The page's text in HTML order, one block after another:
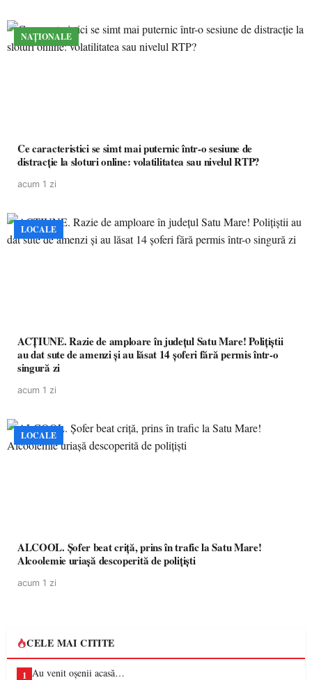
NAȚIONALE
Ce caracteristici se simt mai puternic într-o sesiune de
distracție la sloturi online: volatilitatea sau nivelul RTP?
acum 1 zi
LOCALE
ACȚIUNE. Razie de amploare în județul Satu Mare! Polițiștii
au dat sute de amenzi și au lăsat 14 șoferi fără permis într-o
singură zi
acum 1 zi
LOCALE
ALCOOL. Șofer beat criță, prins în trafic la Satu Mare!
Alcoolemie uriașă descoperită de polițiști
acum 1 zi
CELE MAI CITITE
1 Au venit oșenii acasă…